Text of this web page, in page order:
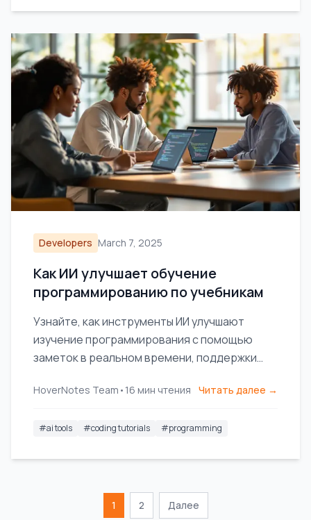
Developers March 7, 2025
Как ИИ улучшает обучение
программированию по учебникам
Узнайте, как инструменты ИИ улучшают
изучение программирования с помощью
заметок в реальном времени, поддержки
учебных маршрутов.
HoverNotes Team • 16 мин чтения Читать далее →
#ai tools #coding tutorials #programming
1 2 Далее